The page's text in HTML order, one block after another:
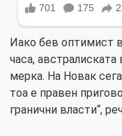
Иако бев оптимист
часа, австралиската
мерка. На Новак
тоа е правен
гранични власти“,